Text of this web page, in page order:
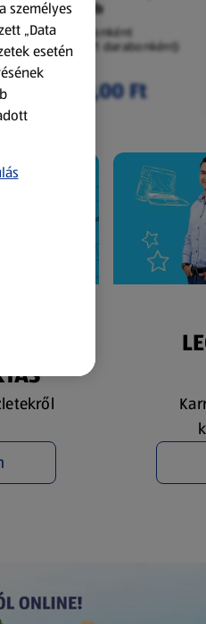
54 darab
54 darabonként
(62,94 Ft/1 darabonként)
3 399,00 Ft
ÉS
személyes
„Data
esetén